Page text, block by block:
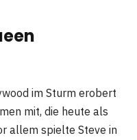
im Sturm erobert
mit, die heute als
allem spielte Steve in